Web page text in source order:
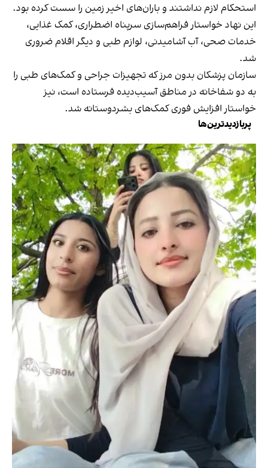
استحکام لازم نداشتند و باران‌های اخیر زمین را سست کرده بود.
این نهاد خواستار فراهم‌سازی سرپناه اضطراری، کمک غذایی،
خدمات صحی، آب آشامیدنی، لوازم طبی و دیگر اقلام ضروری
شد.
سازمان پزشکان بدون مرز که تجهیزات جراحی و کمک‌های طبی را
به دو شفاخانه در مناطق آسیب‌دیده فرستاده است، نیز
خواستار افزایش فوری کمک‌های بشردوستانه شد.
پربازدیدترین‌ها